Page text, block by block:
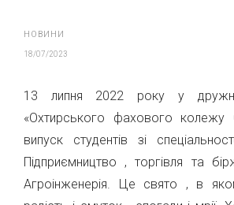
НОВИНИ
18/07/2023
13 липня 2022 року у
«Охтирського фахового колежу
випуск студентів зі
Підприємництво , торгівля та
Агроінженерія. Це свято , в